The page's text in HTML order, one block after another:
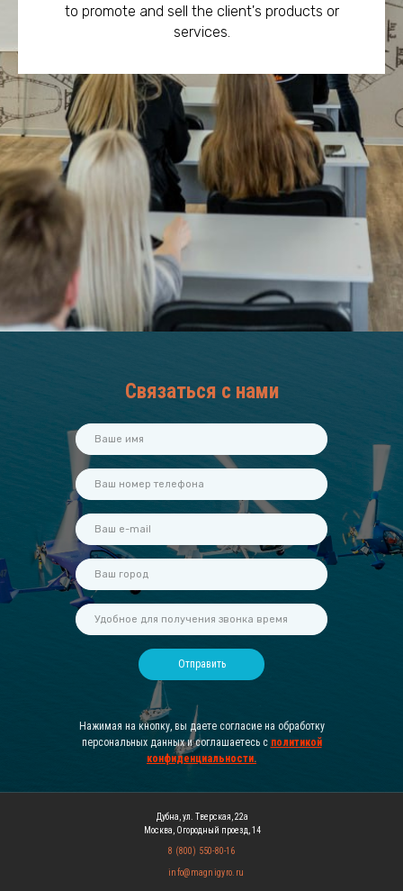
to promote and sell the client's products or
services.
Отправить
Связаться с нами
Нажимая на кнопку, вы даете согласие на обработку
персональных данных и соглашаетесь c политикой
конфиденциальности.
Дубна, ул. Тверская, 22а
Москва, Огородный проезд, 14
8 (800) 550-80-16
info@magnigyro.ru